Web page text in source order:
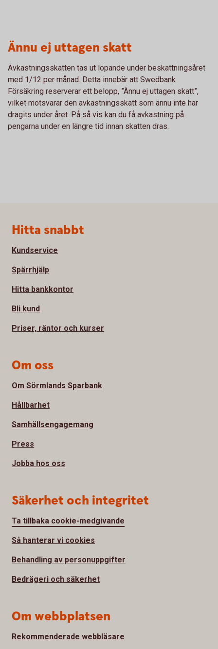
Ännu ej uttagen skatt
Avkastningsskatten tas ut löpande under beskattningsåret
med 1/12 per månad. Detta innebär att Swedbank
Försäkring reserverar ett belopp, ”Ännu ej uttagen skatt”,
vilket motsvarar den avkastningsskatt som ännu inte har
dragits under året. På så vis kan du få avkastning på
pengarna under en längre tid innan skatten dras.
Sidfot
Hitta snabbt
Kundservice
Spärrhjälp
Hitta bankkontor
Bli kund
Priser, räntor och kurser
Om oss
Om Sörmlands Sparbank
Hållbarhet
Samhällsengagemang
Press
Jobba hos oss
Säkerhet och integritet
Ta tillbaka cookie-medgivande
Så hanterar vi cookies
Behandling av personuppgifter
Bedrägeri och säkerhet
Om webbplatsen
Rekommenderade webbläsare